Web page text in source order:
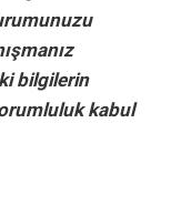
bilgilerin
kabul